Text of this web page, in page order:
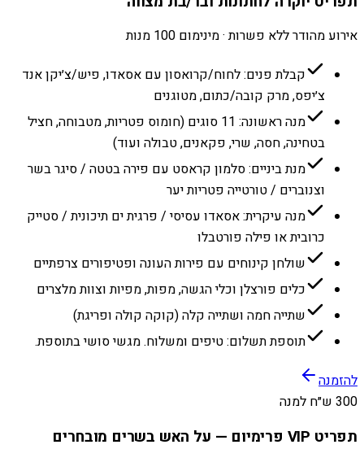
אירוע מהודר ללא פשרות · מינימום 100 מנות
קבלת פנים: לחוח/קרואסון עם אסאדו, פיש/צ׳יקן אנד
צ׳יפס, מרק קובה/כתום, מטוגנים
מנה ראשונה: 11 סוגים (חומוס פטריות, מטבוחה, חציל
בטחינה, חסה, שרי, פקאנים, טבולה ועוד)
מנת ביניים: סלמון קראסט עם פירה בטטה / סיגר בשר
וצנוברים / טורטייה פטריות יער
מנה עיקרית: אסאדו עסיסי / פרגית ים תיכונית / סטייק
כרובית או פילה פורטבלו
שולחן קינוחים עם פירות העונה ופטיפורים צרפתיים
כלים פורצלן וכלי הגשה, מפות, מפיות וצוות מלצרים
שתייה חמה ושתייה קלה (קוקה קולה ופריגת)
תוספת תשלום: טיפים ומשלוח. מגשי סושי בתוספת.
להזמנה
300 ש״ח למנה
תפריט VIP פרימיום — על האש בשרים מובחרים